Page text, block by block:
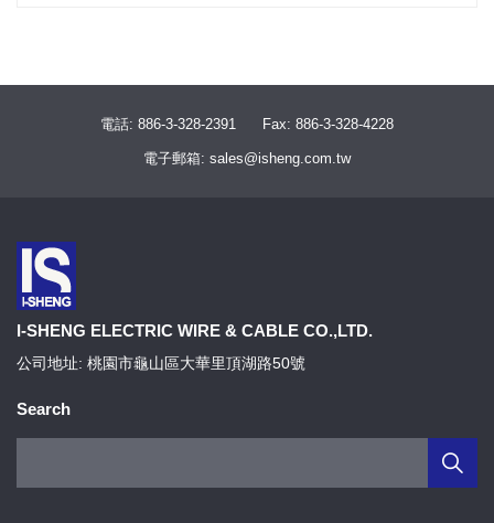
電話: 886-3-328-2391 Fax: 886-3-328-4228
電子郵箱: sales@isheng.com.tw
I-SHENG ELECTRIC WIRE & CABLE CO.,LTD.
公司地址: 桃園市龜山區大華里頂湖路50號
Search